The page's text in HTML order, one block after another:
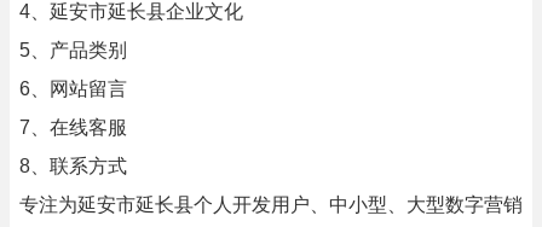
4、延安市延长县企业文化
5、产品类别
6、网站留言
7、在线客服
8、联系方式
专注为延安市延长县个人开发用户、中小型、大型数字营销